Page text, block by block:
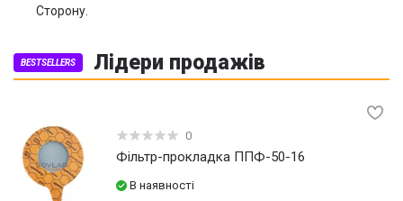
Сторону.
BESTSELLERS Лідери продажів
0
Фільтр-прокладка ППФ-50-16
В наявності